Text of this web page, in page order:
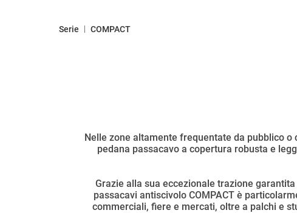
Serie | COMPACT
Nelle zone altamente frequentate da pubblico o
pedana passacavo a copertura robusta e
Grazie alla sua eccezionale trazione
passacavi antiscivolo COMPACT è
commerciali, fiere e mercati, oltre a palchi e